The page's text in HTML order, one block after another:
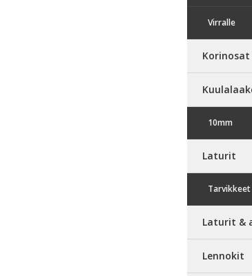
Virralle
Korinosat
10mm
Laturit
Tarvikkeet
Laturit &
Lennokit